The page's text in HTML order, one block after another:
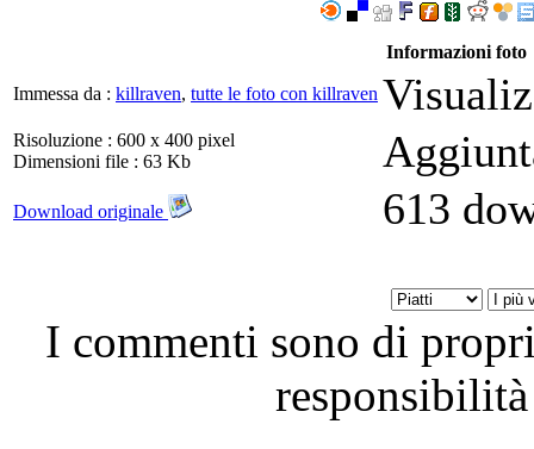
Informazioni foto
Immessa da : killraven, tutte le foto con killraven
Risoluzione : 600 x 400 pixel
Dimensioni file : 63 Kb
Download originale 613
I commenti sono di